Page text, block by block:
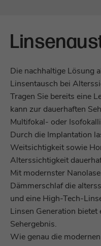
Die nachhaltige Lösung
Linsentausch bei
Tragen Sie bereits eine
kann zur dauerhaften
Multifokal- oder
Durch die Implantation
Weitsichtigkeit sowie
Alterssichtigkeit
Mit modernster
Dämmerschlaf die
und eine High-Tech-
Linsen Generation
Sehergebnis.
Wie genau die